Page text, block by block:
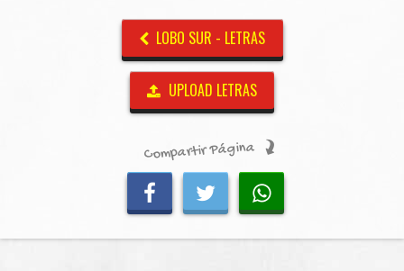
LOBO SUR - LETRAS
UPLOAD LETRAS
Compartir Página